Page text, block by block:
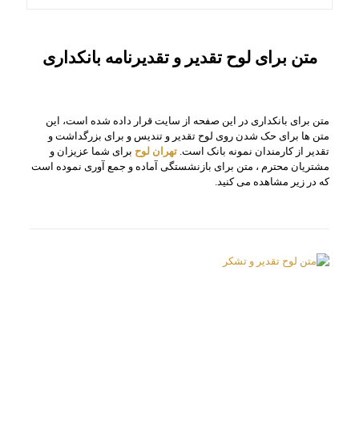
متن برای لوح تقدیر و تقدیرنامه بانکداری
متن برای بانکداری در این صفحه از سایت قرار داده شده است، این
متن ها برای حک شدن روی لوح تقدیر و تندیس و برای بزرگداشت و
تقدیر از کارمندان نمونه بانک است. تهران لوح برای شما عزیزان و
مشتریان محترم ، متن برای بازنشستگی آماده و جمع آوری نموده است
که در زیر مشاهده می کنید.